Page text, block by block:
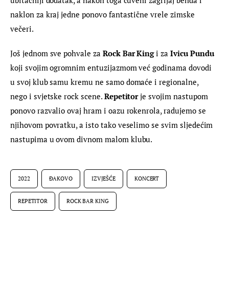
naklon za kraj jedne ponovo fantastične vrele zimske
večeri.
Još jednom sve pohvale za Rock Bar King i za Ivicu Pundu
koji svojim ogromnim entuzijazmom već godinama dovodi
u svoj klub samu kremu ne samo domaće i regionalne,
nego i svjetske rock scene. Repetitor je svojim nastupom
ponovo razvalio ovaj hram i oazu rokenrola, radujemo se
njihovom povratku, a isto tako veselimo se svim sljedećim
nastupima u ovom divnom malom klubu.
2022 ĐAKOVO IZVJEŠĆE KONCERT
REPETITOR ROCK BAR KING